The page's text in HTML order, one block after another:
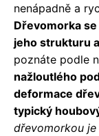
nenápadně a
Dřevomorka
jeho strukturu
poznáte podle
nažloutlého
deformace
typický
dřevomorkou